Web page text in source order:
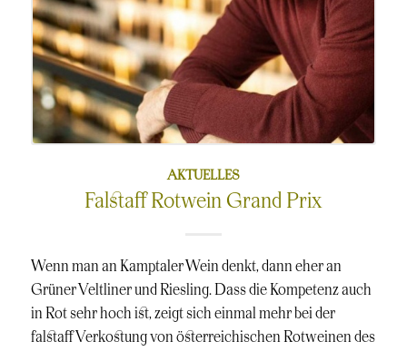
AKTUELLES
Falstaff Rotwein Grand Prix
Wenn man an Kamptaler Wein denkt, dann eher an
Grüner Veltliner und Riesling. Dass die Kompetenz auch
in Rot sehr hoch ist, zeigt sich einmal mehr bei der
falstaff Verkostung von österreichischen Rotweinen des